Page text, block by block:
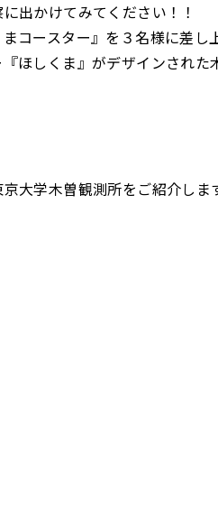
出かけてみてください！！
コースター』を３名様に差し
ほしくま』がデザインされた
大学木曽観測所をご紹介しま